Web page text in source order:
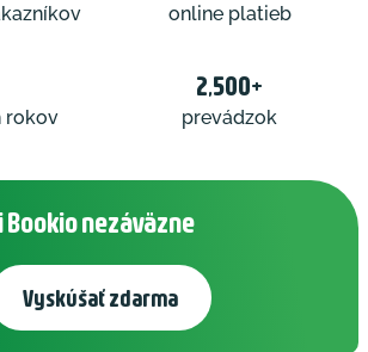
online platieb
rokov
2,500+
prevádzok
nezáväzne
Vyskúšať zdarma